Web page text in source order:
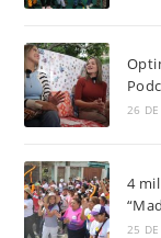
26
4
25